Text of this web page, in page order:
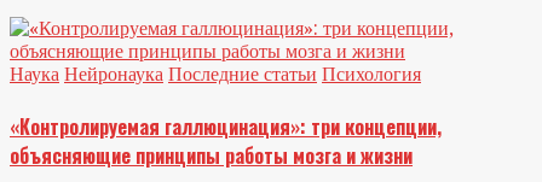
Наука Нейронаука Последние статьи Психология
«Контролируемая галлюцинация»: три концепции,
объясняющие принципы работы мозга и жизни